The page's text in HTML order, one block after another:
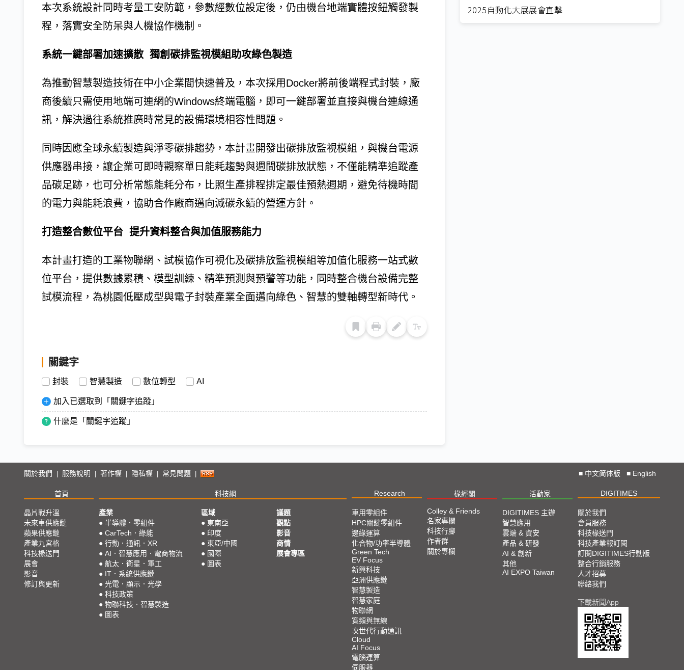
本次系統設計同時考量工安防範，參數經數位設定後，仍由機台地端實體按鈕觸發製
程，落實安全防呆與人機協作機制。
系統一鍵部署加速擴散 獨創碳排監視模組助攻綠色製造
為推動智慧製造技術在中小企業間快速普及，本次採用Docker將前後端程式封裝，廠
商後續只需使用地端可連網的Windows終端電腦，即可一鍵部署並直接與機台連線通
訊，解決過往系統推廣時常見的設備環境相容性問題。
同時因應全球永續製造與淨零碳排趨勢，本計畫開發出碳排放監視模組，與機台電源
供應器串接，讓企業可即時觀察單日能耗趨勢與週間碳排放狀態，不僅能精準追蹤產
品碳足跡，也可分析常態能耗分布，比照生產排程排定最佳預熱週期，避免待機時間
的電力與能耗浪費，協助合作廠商邁向減碳永續的營運方針。
打造整合數位平台 提升資料整合與加值服務能力
本計畫打造的工業物聯網、試模協作可視化及碳排放監視模組等加值化服務一站式數
位平台，提供數據累積、模型訓練、精準預測與預警等功能，同時整合機台設備完整
試模流程，為桃園低壓成型與電子封裝產業全面邁向綠色、智慧的雙軸轉型新時代。
關鍵字
封裝 智慧製造 數位轉型 AI
加入已選取到「關鍵字追蹤」
什麼是「關鍵字追蹤」
2025自動化大展展會直擊
2023台北國際自動化工業大展展會精選
2023台北國際電腦展COMPUTEX TAIPEI 展會精
選
關於我們 服務說明 著作權 隱私權 常見問題 ■ 中文简体版 ■ English
首頁 科技網 Research 椽經閣 活動家 DIGITIMES
晶片戰升溫
未來車供應鏈
蘋果供應鏈
產業九宮格
科技椽送門
展會
影音
修訂與更新
產業
● 半導體．零組件
● CarTech．綠能
● 行動．通訊．XR
● AI．智慧應用．電商物流
● 航太．衛星．軍工
● IT．系統供應鏈
● 光電．顯示．光學
● 科技政策
● 物聯科技．智慧製造
● 圖表
區域
● 東南亞
● 印度
● 東亞/中國
● 國際
● 圖表
議題
觀點
影音
商情
展會專區
車用零組件
HPC關鍵零組件
邊緣運算
化合物/功率半導體
Green Tech
EV Focus
新興科技
亞洲供應鏈
智慧製造
智慧家庭
物聯網
寬頻與無線
次世代行動通訊
Cloud
AI Focus
電腦運算
伺服器
Colley & Friends
名家專欄
科技行腳
作者群
關於專欄
DIGITIMES 主辦
智慧應用
雲端 & 資安
產品 & 研發
AI & 創新
其他
AI EXPO Taiwan
關於我們
會員服務
科技椽送門
科技產業報訂閱
訂閱DIGITIMES行動版
整合行銷服務
人才招募
聯絡我們
下載新聞App